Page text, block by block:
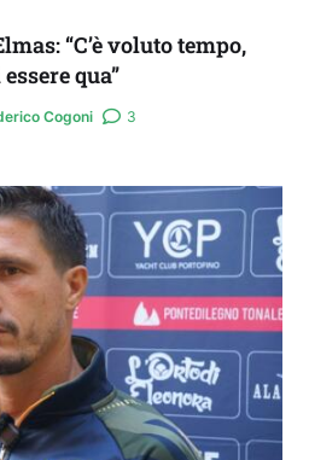
“C’è voluto tempo,
qua”
Cogoni 3